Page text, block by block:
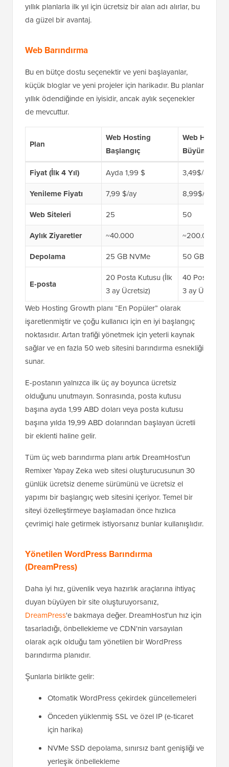
yıllık planlarla ilk yıl için ücretsiz bir alan adı alırlar, bu
da güzel bir avantaj.
Web Barındırma
Bu en bütçe dostu seçenektir ve yeni başlayanlar,
küçük bloglar ve yeni projeler için harikadır. Bu planlar
yıllık ödendiğinde en iyisidir, ancak aylık seçenekler
de mevcuttur.
Plan
Web Hosting
Başlangıç
Web Hosting
Büyüme
Fiyat (İlk 4 Yıl)
Ayda 1,99 $ 3,49$/ay
Yenileme Fiyatı 7,99 $/ay 8,99$/ay
Web Siteleri 25 50
Aylık Ziyaretler ~40.000 ~200.000
Depolama 25 GB NVMe 50 GB NVMe
E-posta
20 Posta Kutusu (İlk
3 ay Ücretsiz)
40 Posta
3 ay Ücretsiz)
Web Hosting Growth planı “En Popüler” olarak
işaretlenmiştir ve çoğu kullanıcı için en iyi başlangıç
noktasıdır. Artan trafiği yönetmek için yeterli kaynak
sağlar ve en fazla 50 web sitesini barındırma esnekliği
sunar.
E-postanın yalnızca ilk üç ay boyunca ücretsiz
olduğunu unutmayın. Sonrasında, posta kutusu
başına ayda 1,99 ABD doları veya posta kutusu
başına yılda 19,99 ABD dolarından başlayan ücretli
bir eklenti haline gelir.
Tüm üç web barındırma planı artık DreamHost'un
Remixer Yapay Zeka web sitesi oluşturucusunun 30
günlük ücretsiz deneme sürümünü ve ücretsiz el
yapımı bir başlangıç web sitesini içeriyor. Temel bir
siteyi özelleştirmeye başlamadan önce hızlıca
çevrimiçi hale getirmek istiyorsanız bunlar kullanışlıdır.
Yönetilen WordPress Barındırma
(DreamPress)
Daha iyi hız, güvenlik veya hazırlık araçlarına ihtiyaç
duyan büyüyen bir site oluşturuyorsanız,
DreamPress'e bakmaya değer. DreamHost'un hız için
tasarladığı, önbellekleme ve CDN'nin varsayılan
olarak açık olduğu tam yönetilen bir WordPress
barındırma planıdır.
Şunlarla birlikte gelir:
Otomatik WordPress çekirdek güncellemeleri
Önceden yüklenmiş SSL ve özel IP (e-ticaret
için harika)
NVMe SSD depolama, sınırsız bant genişliği ve
yerleşik önbellekleme